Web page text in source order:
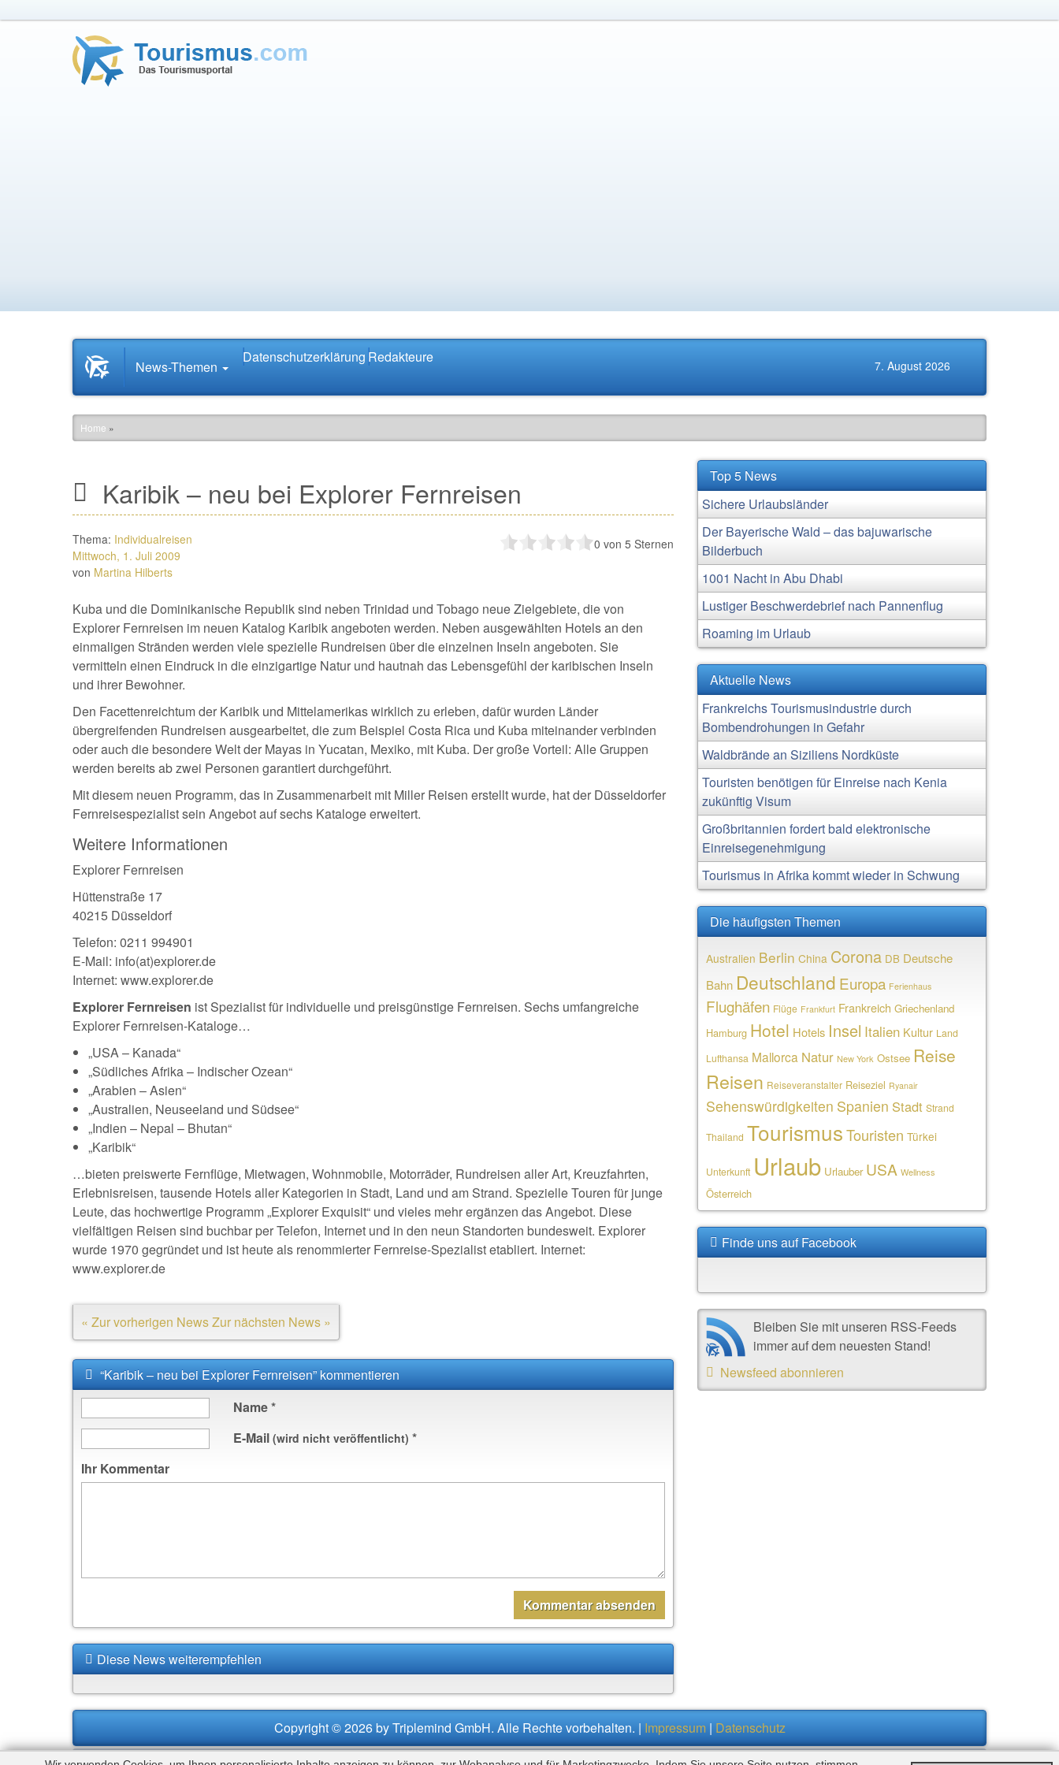
Startseite
News.Tourismus.com
News-Themen
Datenschutzerklärung Redakteure 7. August 2026
Home »
Karibik – neu bei Explorer Fernreisen
Thema: Individualreisen
Mittwoch, 1. Juli 2009
von Martina Hilberts
0 von 5 Sternen
Kuba und die Dominikanische Republik sind neben Trinidad und Tobago neue Zielgebiete, die von
Explorer Fernreisen im neuen Katalog Karibik angeboten werden. Neben ausgewählten Hotels an den
einmaligen Stränden werden viele spezielle Rundreisen über die einzelnen Inseln angeboten. Sie
vermitteln einen Eindruck in die einzigartige Natur und hautnah das Lebensgefühl der karibischen Inseln
und ihrer Bewohner.
Den Facettenreichtum der Karibik und Mittelamerikas wirklich zu erleben, dafür wurden Länder
übergreifenden Rundreisen ausgearbeitet, die zum Beispiel Costa Rica und Kuba miteinander verbinden
oder auch die besondere Welt der Mayas in Yucatan, Mexiko, mit Kuba. Der große Vorteil: Alle Gruppen
werden bereits ab zwei Personen garantiert durchgeführt.
Mit diesem neuen Programm, das in Zusammenarbeit mit Miller Reisen erstellt wurde, hat der Düsseldorfer
Fernreisespezialist sein Angebot auf sechs Kataloge erweitert.
Weitere Informationen
Explorer Fernreisen
Hüttenstraße 17
40215 Düsseldorf
Telefon: 0211 994901
E-Mail: info(at)explorer.de
Internet: www.explorer.de
Explorer Fernreisen ist Spezialist für individuelle und preisgünstige Fernreisen. Sechs umfangreiche
Explorer Fernreisen-Kataloge…
„USA – Kanada“
„Südliches Afrika – Indischer Ozean“
„Arabien – Asien“
„Australien, Neuseeland und Südsee“
„Indien – Nepal – Bhutan“
„Karibik“
…bieten preiswerte Fernflüge, Mietwagen, Wohnmobile, Motorräder, Rundreisen aller Art, Kreuzfahrten,
Erlebnisreisen, tausende Hotels aller Kategorien in Stadt, Land und am Strand. Spezielle Touren für junge
Leute, das hochwertige Programm „Explorer Exquisit“ und vieles mehr ergänzen das Angebot. Diese
vielfältigen Reisen sind buchbar per Telefon, Internet und in den neun Standorten bundesweit. Explorer
wurde 1970 gegründet und ist heute als renommierter Fernreise-Spezialist etabliert. Internet:
www.explorer.de
« Zur vorherigen NewsZur nächsten News »
“Karibik – neu bei Explorer Fernreisen” kommentieren
Name*
E-Mail (wird nicht veröffentlicht) *
Ihr Kommentar
Diese News weiterempfehlen
Top 5 News
Sichere Urlaubsländer
Der Bayerische Wald – das bajuwarische
Bilderbuch
1001 Nacht in Abu Dhabi
Lustiger Beschwerdebrief nach Pannenflug
Roaming im Urlaub
Aktuelle News
Frankreichs Tourismusindustrie durch
Bombendrohungen in Gefahr
Waldbrände an Siziliens Nordküste
Touristen benötigen für Einreise nach Kenia
zukünftig Visum
Großbritannien fordert bald elektronische
Einreisegenehmigung
Tourismus in Afrika kommt wieder in Schwung
Die häufigsten Themen
Australien Berlin China Corona DB Deutsche
Bahn Deutschland Europa Ferienhaus
Flughäfen Flüge Frankfurt Frankreich Griechenland
Hamburg Hotel Hotels Insel Italien Kultur Land
Lufthansa Mallorca Natur New York Ostsee Reise
Reisen Reiseveranstalter Reiseziel Ryanair
Sehenswürdigkeiten Spanien Stadt Strand
Thailand Tourismus Touristen Türkei
Unterkunft Urlaub Urlauber USA Wellness
Österreich
Finde uns auf Facebook
Bleiben Sie mit unseren RSS-Feeds
immer auf dem neuesten Stand!
Newsfeed abonnieren
Copyright © 2026 by Triplemind GmbH. Alle Rechte vorbehalten. | Impressum| Datenschutz